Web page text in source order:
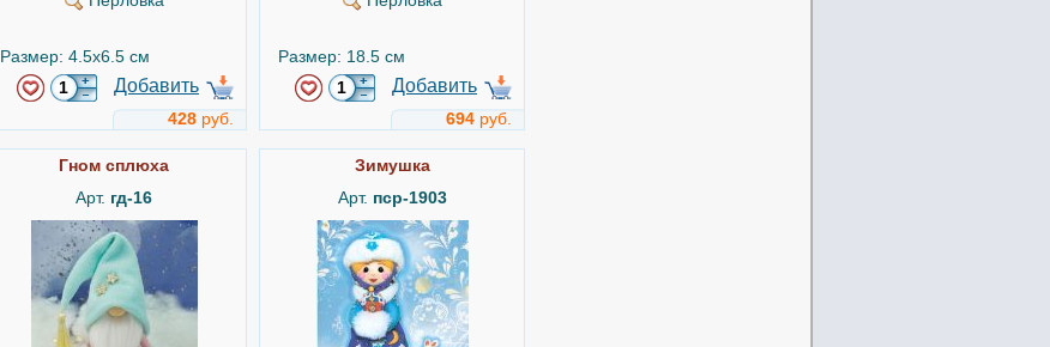
Размер: 4.5x6.5 см
Добавить
428 руб.
Размер: 18.5 см
Добавить
694 руб.
Гном сплюха
Арт. гд-16
Зимушка
Арт. пср-1903